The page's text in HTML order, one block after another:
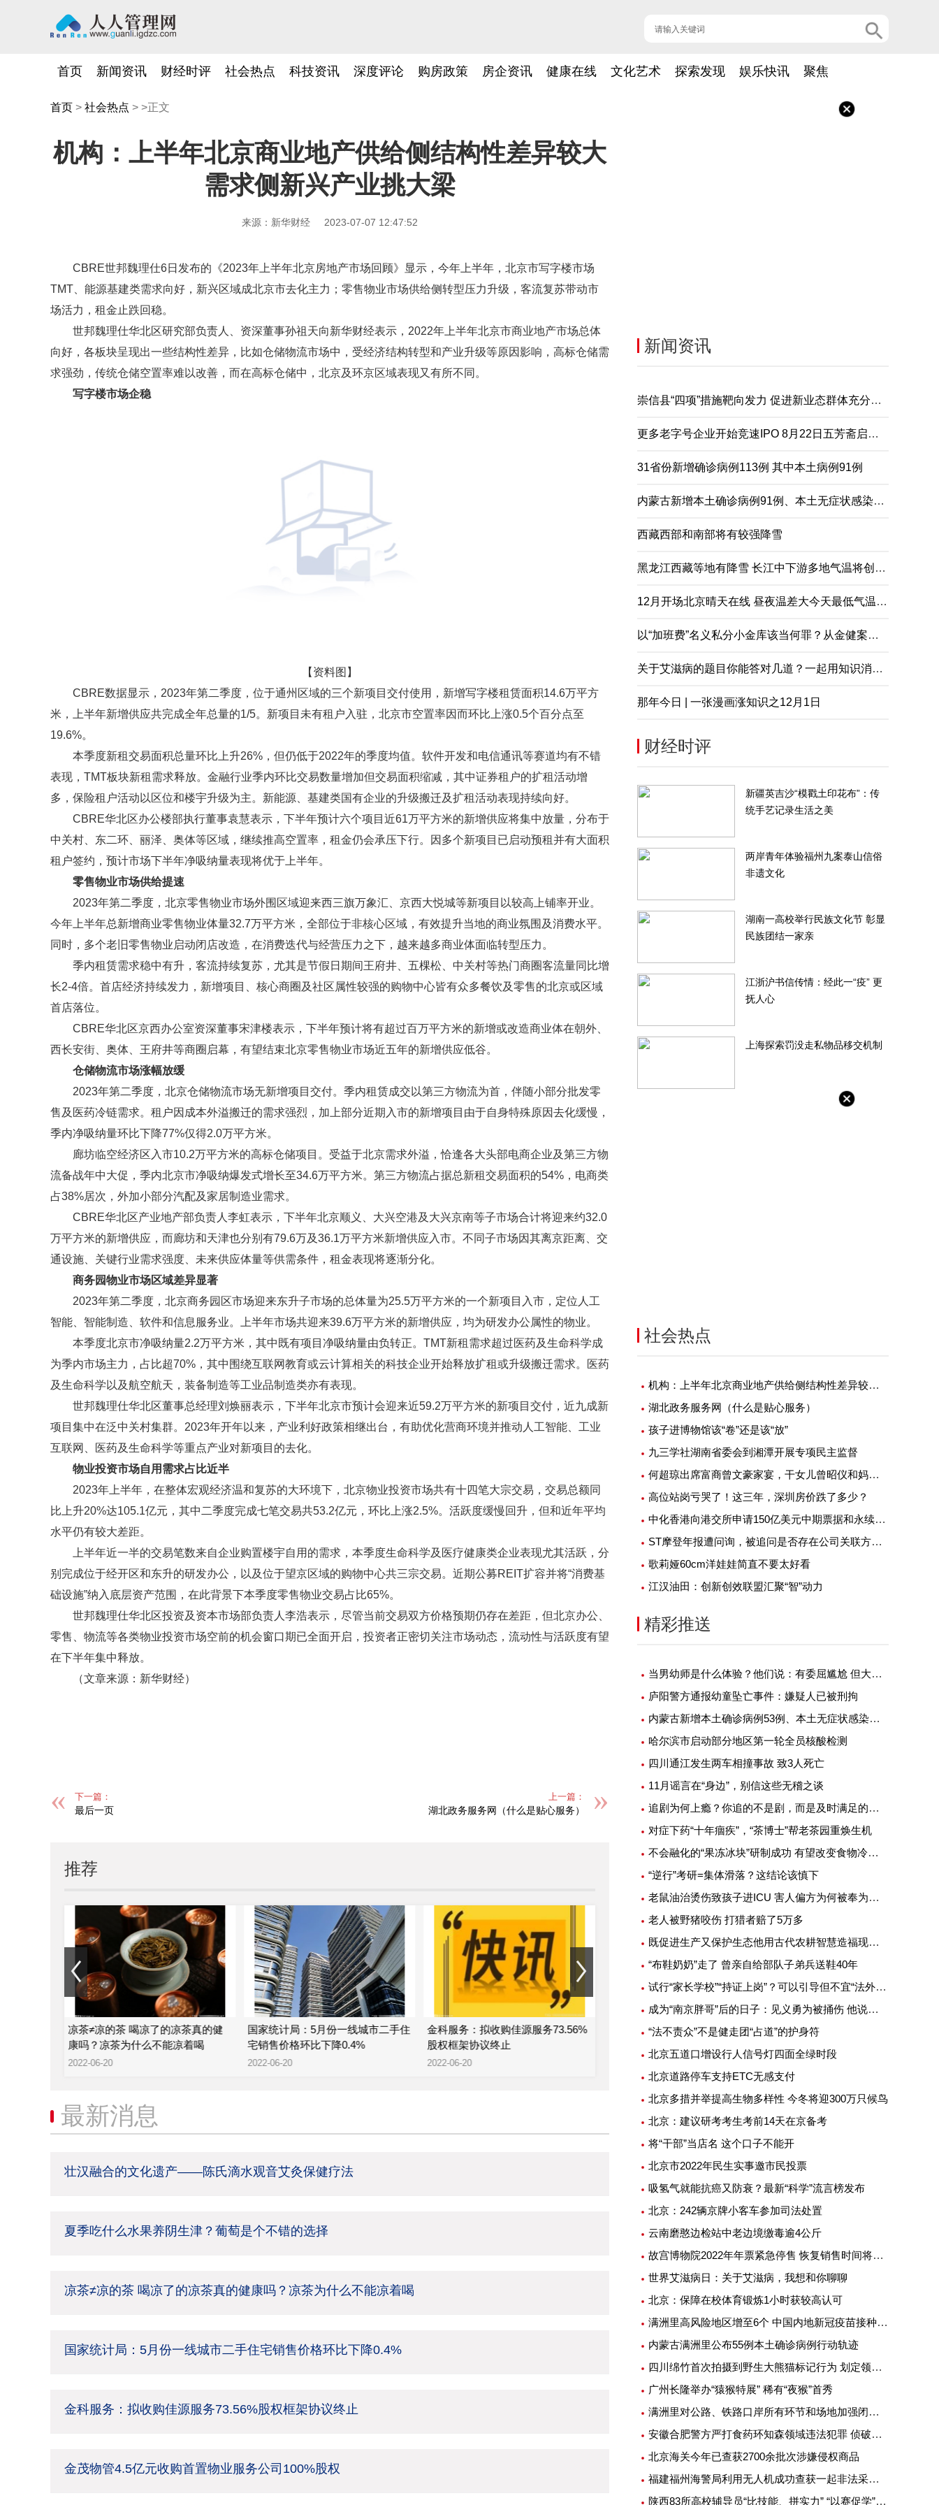
首页 新闻资讯 财经时评 社会热点 科技资讯 深度评论 购房政策 房企资讯 健康在线 文化艺术 探索发现 娱乐快讯 聚焦
首页 > 社会热点 > >正文
机构：上半年北京商业地产供给侧结构性差异较大
需求侧新兴产业挑大梁
来源：新华财经 2023-07-07 12:47:52
CBRE世邦魏理仕6日发布的《2023年上半年北京房地产市场回顾》显示，今年上半年，北京市写字楼市场
TMT、能源基建类需求向好，新兴区域成北京市去化主力；零售物业市场供给侧转型压力升级，客流复苏带动市
场活力，租金止跌回稳。
世邦魏理仕华北区研究部负责人、资深董事孙祖天向新华财经表示，2022年上半年北京市商业地产市场总体
向好，各板块呈现出一些结构性差异，比如仓储物流市场中，受经济结构转型和产业升级等原因影响，高标仓储需
求强劲，传统仓储空置率难以改善，而在高标仓储中，北京及环京区域表现又有所不同。
写字楼市场企稳
【资料图】
CBRE数据显示，2023年第二季度，位于通州区域的三个新项目交付使用，新增写字楼租赁面积14.6万平方
米，上半年新增供应共完成全年总量的1/5。新项目未有租户入驻，北京市空置率因而环比上涨0.5个百分点至
19.6%。
本季度新租交易面积总量环比上升26%，但仍低于2022年的季度均值。软件开发和电信通讯等赛道均有不错
表现，TMT板块新租需求释放。金融行业季内环比交易数量增加但交易面积缩减，其中证券租户的扩租活动增
多，保险租户活动以区位和楼宇升级为主。新能源、基建类国有企业的升级搬迁及扩租活动表现持续向好。
CBRE华北区办公楼部执行董事袁慧表示，下半年预计六个项目近61万平方米的新增供应将集中放量，分布于
中关村、东二环、丽泽、奥体等区域，继续推高空置率，租金仍会承压下行。因多个新项目已启动预租并有大面积
租户签约，预计市场下半年净吸纳量表现将优于上半年。
零售物业市场供给提速
2023年第二季度，北京零售物业市场外围区域迎来西三旗万象汇、京西大悦城等新项目以较高上铺率开业。
今年上半年总新增商业零售物业体量32.7万平方米，全部位于非核心区域，有效提升当地的商业氛围及消费水平。
同时，多个老旧零售物业启动闭店改造，在消费迭代与经营压力之下，越来越多商业体面临转型压力。
季内租赁需求稳中有升，客流持续复苏，尤其是节假日期间王府井、五棵松、中关村等热门商圈客流量同比增
长2-4倍。首店经济持续发力，新增项目、核心商圈及社区属性较强的购物中心皆有众多餐饮及零售的北京或区域
首店落位。
CBRE华北区京西办公室资深董事宋津楼表示，下半年预计将有超过百万平方米的新增或改造商业体在朝外、
西长安街、奥体、王府井等商圈启幕，有望结束北京零售物业市场近五年的新增供应低谷。
仓储物流市场涨幅放缓
2023年第二季度，北京仓储物流市场无新增项目交付。季内租赁成交以第三方物流为首，伴随小部分批发零
售及医药冷链需求。租户因成本外溢搬迁的需求强烈，加上部分近期入市的新增项目由于自身特殊原因去化缓慢，
季内净吸纳量环比下降77%仅得2.0万平方米。
廊坊临空经济区入市10.2万平方米的高标仓储项目。受益于北京需求外溢，恰逢各大头部电商企业及第三方物
流备战年中大促，季内北京市净吸纳爆发式增长至34.6万平方米。第三方物流占据总新租交易面积的54%，电商类
占38%居次，外加小部分汽配及家居制造业需求。
CBRE华北区产业地产部负责人李虹表示，下半年北京顺义、大兴空港及大兴京南等子市场合计将迎来约32.0
万平方米的新增供应，而廊坊和天津也分别有79.6万及36.1万平方米新增供应入市。不同子市场因其离京距离、交
通设施、关键行业需求强度、未来供应体量等供需条件，租金表现将逐渐分化。
商务园物业市场区域差异显著
2023年第二季度，北京商务园区市场迎来东升子市场的总体量为25.5万平方米的一个新项目入市，定位人工
智能、智能制造、软件和信息服务业。上半年市场共迎来39.6万平方米的新增供应，均为研发办公属性的物业。
本季度北京市净吸纳量2.2万平方米，其中既有项目净吸纳量由负转正。TMT新租需求超过医药及生命科学成
为季内市场主力，占比超70%，其中围绕互联网教育或云计算相关的科技企业开始释放扩租或升级搬迁需求。医药
及生命科学以及航空航天，装备制造等工业品制造类亦有表现。
世邦魏理仕华北区董事总经理刘焕丽表示，下半年北京市预计会迎来近59.2万平方米的新项目交付，近九成新
项目集中在泛中关村集群。2023年开年以来，产业利好政策相继出台，有助优化营商环境并推动人工智能、工业
互联网、医药及生命科学等重点产业对新项目的去化。
物业投资市场自用需求占比近半
2023年上半年，在整体宏观经济温和复苏的大环境下，北京物业投资市场共有十四笔大宗交易，交易总额同
比上升20%达105.1亿元，其中二季度完成七笔交易共53.2亿元，环比上涨2.5%。活跃度缓慢回升，但和近年平均
水平仍有较大差距。
上半年近一半的交易笔数来自企业购置楼宇自用的需求，本季度生命科学及医疗健康类企业表现尤其活跃，分
别完成位于经开区和东升的研发办公，以及位于望京区域的购物中心共三宗交易。近期公募REIT扩容并将“消费基
础设施”纳入底层资产范围，在此背景下本季度零售物业交易占比65%。
世邦魏理仕华北区投资及资本市场部负责人李浩表示，尽管当前交易双方价格预期仍存在差距，但北京办公、
零售、物流等各类物业投资市场空前的机会窗口期已全面开启，投资者正密切关注市场动态，流动性与活跃度有望
在下半年集中释放。
（文章来源：新华财经）
下一篇：
最后一页
上一篇：
湖北政务服务网（什么是贴心服务）
推荐
凉茶≠凉的茶 喝凉了的凉茶真的健
康吗？凉茶为什么不能凉着喝
2022-06-20
国家统计局：5月份一线城市二手住
宅销售价格环比下降0.4%
2022-06-20
金科服务：拟收购佳源服务73.56%
股权框架协议终止
2022-06-20
金茂物管4.5亿元收购首置物业服务
2022-06-20
旭辉控股回应大裁员：正考虑对
2022-06-20
最新消息
壮汉融合的文化遗产——陈氏滴水观音艾灸保健疗法
夏季吃什么水果养阴生津？葡萄是个不错的选择
凉茶≠凉的茶 喝凉了的凉茶真的健康吗？凉茶为什么不能凉着喝
国家统计局：5月份一线城市二手住宅销售价格环比下降0.4%
金科服务：拟收购佳源服务73.56%股权框架协议终止
金茂物管4.5亿元收购首置物业服务公司100%股权
新闻资讯
崇信县“四项”措施靶向发力 促进新业态群体充分就业
更多老字号企业开始竞速IPO 8月22日五芳斋启动申购
31省份新增确诊病例113例 其中本土病例91例
内蒙古新增本土确诊病例91例、本土无症状感染者2例
西藏西部和南部将有较强降雪
黑龙江西藏等地有降雪 长江中下游多地气温将创下半年来新低
12月开场北京晴天在线 昼夜温差大今天最低气温仅-5℃
以“加班费”名义私分小金库该当何罪？从金健案说起
关于艾滋病的题目你能答对几道？一起用知识消除误解
那年今日 | 一张漫画涨知识之12月1日
财经时评
新疆英吉沙“模戳土印花布”：传
统手艺记录生活之美
两岸青年体验福州九案泰山信俗
非遗文化
湖南一高校举行民族文化节 彰显
民族团结一家亲
江浙沪书信传情：经此一“疫” 更
抚人心
上海探索罚没走私物品移交机制
社会热点
机构：上半年北京商业地产供给侧结构性差异较大 需求侧新兴产业挑大梁
湖北政务服务网（什么是贴心服务）
孩子进博物馆该“卷”还是该“放”
九三学社湖南省委会到湘潭开展专项民主监督
何超琼出席富商曾文豪家宴，干女儿曾昭仪和妈妈开心合影
高位站岗亏哭了！这三年，深圳房价跌了多少？
中化香港向港交所申请150亿美元中期票据和永续证券计划上市
ST摩登年报遭问询，被追问是否存在公司关联方通过虚构货物销售或以非公允价格向公司销售货物等情况
歌莉娅60cm洋娃娃简直不要太好看
江汉油田：创新创效联盟汇聚“智”动力
精彩推送
当男幼师是什么体验？他们说：有委屈尴尬 但大部分是幸福
庐阳警方通报幼童坠亡事件：嫌疑人已被刑拘
内蒙古新增本土确诊病例53例、本土无症状感染者1例
哈尔滨市启动部分地区第一轮全员核酸检测
四川通江发生两车相撞事故 致3人死亡
11月谣言在“身边”，别信这些无稽之谈
追剧为何上瘾？你追的不是剧，而是及时满足的快感
对症下药“十年痼疾”，“茶博士”帮老茶园重焕生机
不会融化的“果冻冰块”研制成功 有望改变食物冷藏方式
“逆行”考研=集体滑落？这结论该慎下
老鼠油治烫伤致孩子进ICU 害人偏方为何被奉为灵丹妙药
老人被野猪咬伤 打猎者赔了5万多
既促进生产又保护生态他用古代农耕智慧造福现代农业
“布鞋奶奶”走了 曾亲自给部队子弟兵送鞋40年
试行“家长学校”“持证上岗”？可以引导但不宜“法外加槛”
成为“南京胖哥”后的日子：见义勇为被捅伤 他说不后悔
“法不责众”不是健走团“占道”的护身符
北京五道口增设行人信号灯四面全绿时段
北京道路停车支持ETC无感支付
北京多措并举提高生物多样性 今冬将迎300万只候鸟
北京：建议研考考生考前14天在京备考
将“干部”当店名 这个口子不能开
北京市2022年民生实事邀市民投票
吸氢气就能抗癌又防衰？最新“科学”流言榜发布
北京：242辆京牌小客车参加司法处置
云南磨憨边检站中老边境缴毒逾4公斤
故宫博物院2022年年票紧急停售 恢复销售时间将另行公告
世界艾滋病日：关于艾滋病，我想和你聊聊
北京：保障在校体育锻炼1小时获较高认可
满洲里高风险地区增至6个 中国内地新冠疫苗接种超25亿剂次
内蒙古满洲里公布55例本土确诊病例行动轨迹
四川绵竹首次拍摄到野生大熊猫标记行为 划定领地或吸引异性
广州长隆举办“猿猴特展” 稀有“夜猴”首秀
满洲里对公路、铁路口岸所有环节和场地加强闭环管理
安徽合肥警方严打食药环知森领域违法犯罪 侦破重特大案件14起
北京海关今年已查获2700余批次涉嫌侵权商品
福建福州海警局利用无人机成功查获一起非法采矿案
陕西83所高校辅导员“比技能、拼实力” “以赛促学”提升专业素质